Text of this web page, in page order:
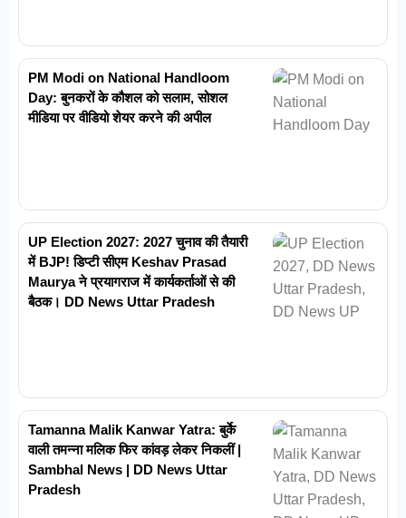
PM Modi on National Handloom
Day: बुनकरों के कौशल को सलाम, सोशल
मीडिया पर वीडियो शेयर करने की अपील
UP Election 2027: 2027 चुनाव की तैयारी
में BJP! डिप्टी सीएम Keshav Prasad
Maurya ने प्रयागराज में कार्यकर्ताओं से की
बैठक। DD News Uttar Pradesh
Tamanna Malik Kanwar Yatra: बुर्के
वाली तमन्ना मलिक फिर कांवड़ लेकर निकलीं |
Sambhal News | DD News Uttar
Pradesh